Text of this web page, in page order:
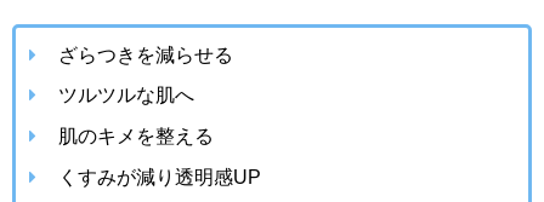
ざらつきを減らせる
ツルツルな肌へ
肌のキメを整える
くすみが減り透明感UP